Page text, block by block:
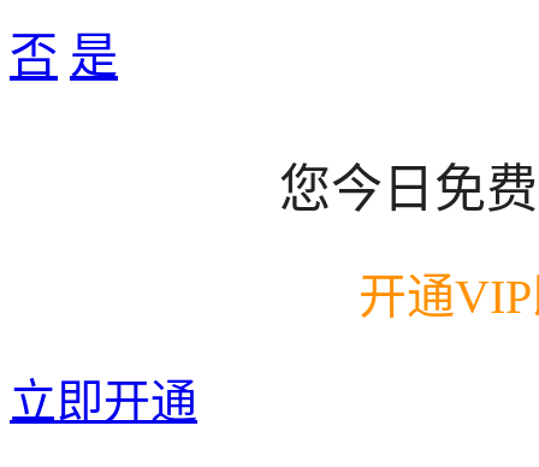
否 是
您今日免
开通
立即开通